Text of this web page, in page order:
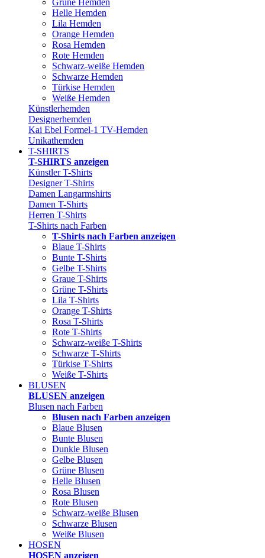
Grüne Hemden
Helle Hemden
Lila Hemden
Orange Hemden
Rosa Hemden
Rote Hemden
Schwarz-weiße Hemden
Schwarze Hemden
Türkise Hemden
Weiße Hemden
Künstlerhemden
Designerhemden
Kai Ebel Formel-1 TV-Hemden
Unikathemden
T-SHIRTS
T-SHIRTS anzeigen
Künstler T-Shirts
Designer T-Shirts
Damen Langarmshirts
Damen T-Shirts
Herren T-Shirts
T-Shirts nach Farben
T-Shirts nach Farben anzeigen
Blaue T-Shirts
Bunte T-Shirts
Gelbe T-Shirts
Graue T-Shirts
Grüne T-Shirts
Lila T-Shirts
Orange T-Shirts
Rosa T-Shirts
Rote T-Shirts
Schwarz-weiße T-Shirts
Schwarze T-Shirts
Türkise T-Shirts
Weiße T-Shirts
BLUSEN
BLUSEN anzeigen
Blusen nach Farben
Blusen nach Farben anzeigen
Blaue Blusen
Bunte Blusen
Dunkle Blusen
Gelbe Blusen
Grüne Blusen
Helle Blusen
Rosa Blusen
Rote Blusen
Schwarz-weiße Blusen
Schwarze Blusen
Weiße Blusen
HOSEN
HOSEN anzeigen